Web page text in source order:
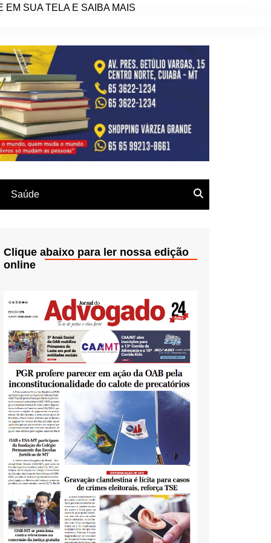
SUA TELA E SAIBA MAIS
Saúde
Clique abaixo para ler nossa edição
online